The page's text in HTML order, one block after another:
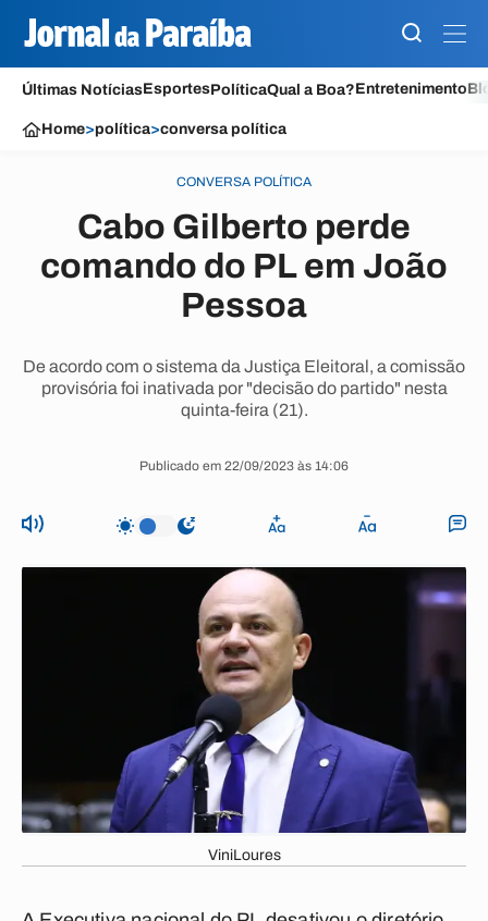
Últimas NotíciasEsportesPolíticaQual a Boa?Entretenimento
Home>política>conversa política
CONVERSA POLÍTICA
Cabo Gilberto perde
comando do PL em João
Pessoa
De acordo com o sistema da Justiça Eleitoral, a comissão
provisória foi inativada por "decisão do partido" nesta
quinta-feira (21).
Publicado em 22/09/2023 às 14:06
ViniLoures